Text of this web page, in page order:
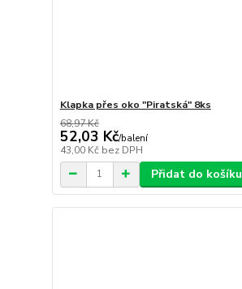
Klapka přes oko "Piratská" 8ks
68,97 Kč
52,03 Kč/balení
43,00 Kč bez DPH
Přidat do košíku